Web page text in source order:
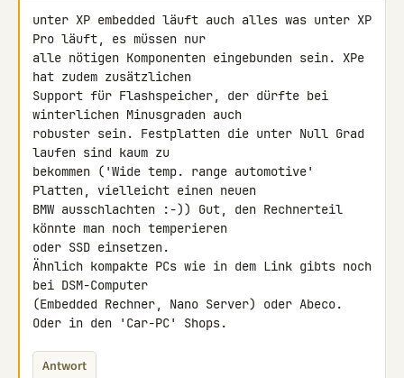
unter XP embedded läuft auch alles was unter XP
Pro läuft, es müssen nur
alle nötigen Komponenten eingebunden sein. XPe
hat zudem zusätzlichen
Support für Flashspeicher, der dürfte bei
winterlichen Minusgraden auch
robuster sein. Festplatten die unter Null Grad
laufen sind kaum zu
bekommen ('Wide temp. range automotive'
Platten, vielleicht einen neuen
BMW ausschlachten :-)) Gut, den Rechnerteil
könnte man noch temperieren
oder SSD einsetzen.
Ähnlich kompakte PCs wie in dem Link gibts noch
bei DSM-Computer
(Embedded Rechner, Nano Server) oder Abeco.
Oder in den 'Car-PC' Shops.
Antwort